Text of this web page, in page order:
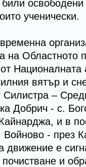
ученически.
на Областното
Националната
вятър и
Силистра –
Добрич - с.
и в
- през
движение е
и